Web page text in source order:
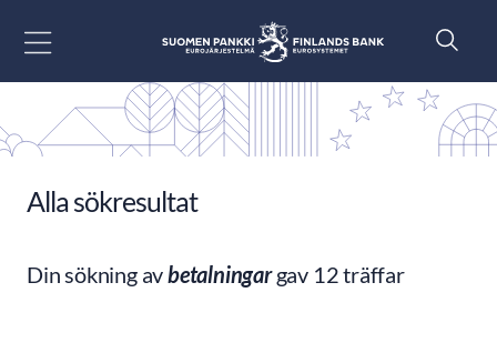
Alla sökresultat
Din sökning avbetalningargav 12 träffar